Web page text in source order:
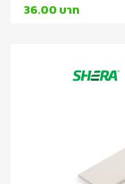
36.00 บาท